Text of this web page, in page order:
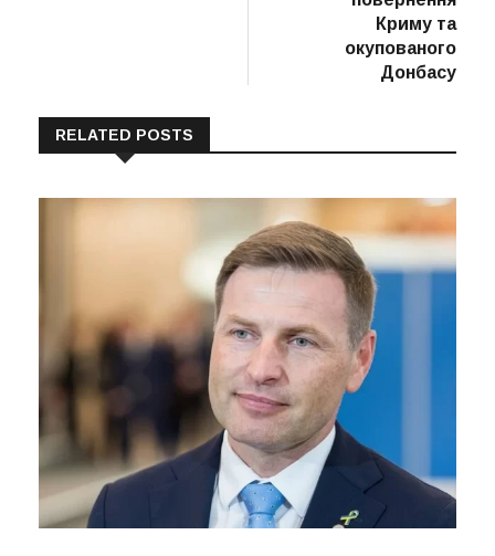
Криму та
окупованого
Донбасу
RELATED POSTS